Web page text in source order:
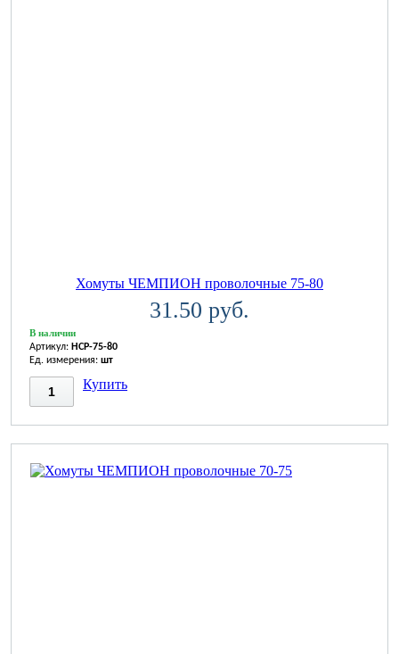
Хомуты ЧЕМПИОН проволочные 75-80
31.50 руб.
В наличии
Артикул: HCP-75-80
Ед. измерения: шт
Купить